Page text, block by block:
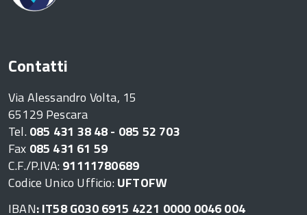
Contatti
Via Alessandro Volta, 15
65129 Pescara
Tel. 085 431 38 48 - 085 52 703
Fax 085 431 61 59
C.F./P.IVA: 91111780689
Codice Unico Ufficio: UFTOFW
IBAN: IT58 G030 6915 4221 0000 0046 004